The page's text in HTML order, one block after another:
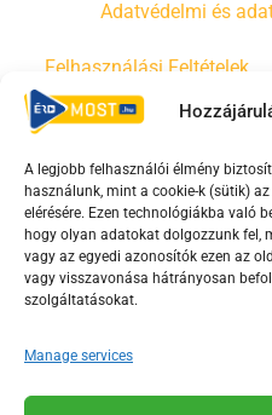
A legjobb felhasználói élmény
használunk, mint a cookie-k (sütik)
elérésére. Ezen technológiákba való
hogy olyan adatokat dolgozzunk fel,
vagy az egyedi azonosítók ezen az
vagy visszavonása hátrányosan
szolgáltatásokat.
Manage services
Adatvédelmi és
Felhasználási Feltételek
Irányelvek
F
a
c
e
o
o
Y
o
u
t
b
e
T
i
k
Az Érd Média